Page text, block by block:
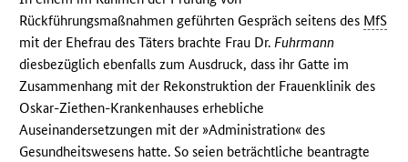
Rückführungsmaßnahmen geführten Gespräch seitens des MfS
mit der Ehefrau des Täters brachte Frau Dr.Fuhrmann
diesbezüglich ebenfalls zum Ausdruck, dass ihr Gatte im
Zusammenhang mit der Rekonstruktion der Frauenklinik des
Oskar-Ziethen-Krankenhauses erhebliche
Auseinandersetzungen mit der »Administration« des
Gesundheitswesens hatte. So seien beträchtliche beantragte